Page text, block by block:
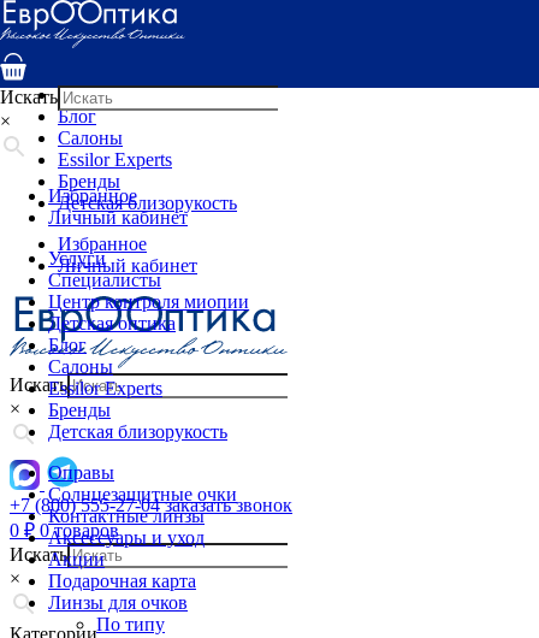
Услуги
Специалисты
Детская оптика
Блог
Салоны
Essilor Experts
Бренды
Детская близорукость
Избранное
Личный кабинет
Искать
×
+7 (800) 555-27-04 заказать звонок
0 ₽ 0 товаров
Искать
×
Категории
Искать
×
Избранное
Личный кабинет
Услуги
Специалисты
Центр контроля миопии
Детская оптика
Блог
Салоны
Essilor Experts
Бренды
Детская близорукость
Оправы
Солнцезащитные очки
Контактные линзы
Аксессуары и уход
Акции
Подарочная карта
Линзы для очков
По типу